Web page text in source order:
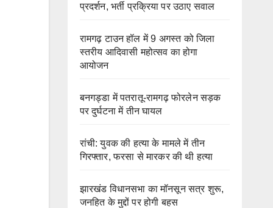
प्रदर्शन, भर्ती प्रक्रिया पर उठाए सवाल
रामगढ़ टाउन हॉल में 9 अगस्त को जिला
स्तरीय आदिवासी महोत्सव का होगा
आयोजन
बनगड्डा में पतरातू-रामगढ़ फोरलेन सड़क
पर दुर्घटना में तीन घायल
रांची: युवक की हत्या के मामले में तीन
गिरफ्तार, फरसा से मारकर की थी हत्या
झारखंड विधानसभा का मॉनसून सत्र शुरू,
जनहित के मुद्दों पर होगी बहस